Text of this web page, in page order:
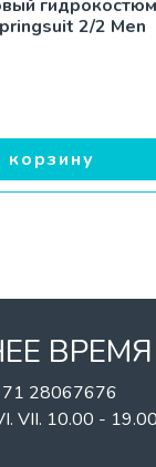
гидрокостюм
2/2 Men
корзину
ВРЕМЯ
28067676
VII. 10.00 - 19.00